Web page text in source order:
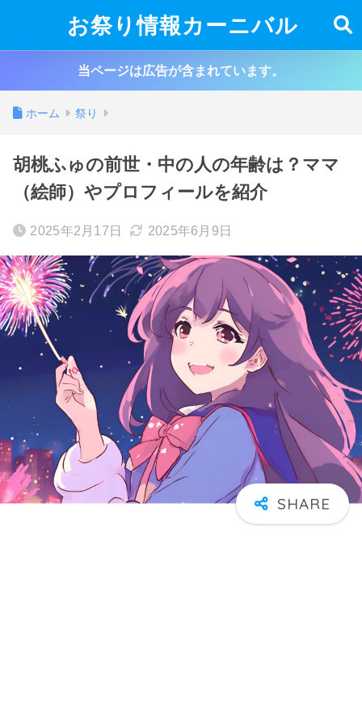
お祭り情報カーニバル
当ページは広告が含まれています。
ホーム 祭り
胡桃ふゅの前世・中の人の年齢は？ママ
（絵師）やプロフィールを紹介
2025年2月17日 2025年6月9日